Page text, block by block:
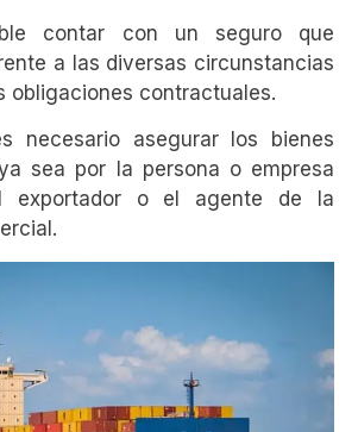
contar con un seguro que
a las diversas circunstancias
obligaciones contractuales.
necesario asegurar los bienes
sea por la persona o empresa
exportador o el agente de la